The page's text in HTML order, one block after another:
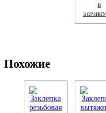
В
КОРЗИНУ
Похожие